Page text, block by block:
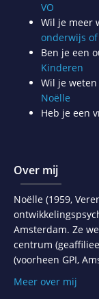
VO
Wil je meer
onderwijs
Ben je een
Kinderen
Wil je
Noëlle
Heb je een
Over mij
Noëlle (1959,
Amsterdam. Ze
centrum
(voorheen GPI,
Meer over mij